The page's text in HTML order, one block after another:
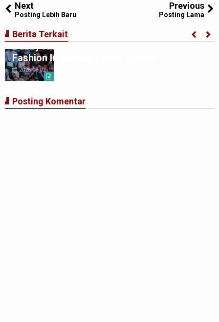
Next
Posting Lebih Baru
Previous
Posting Lama
Berita Terkait
Penutupan Indonesia Fashion Week 2026,
Fashion Indonesia Lewat Wastra
2026-08-02
Posting Komentar